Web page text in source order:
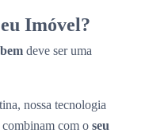
Imóvel?
deve ser uma
nossa tecnologia
combinam com o seu